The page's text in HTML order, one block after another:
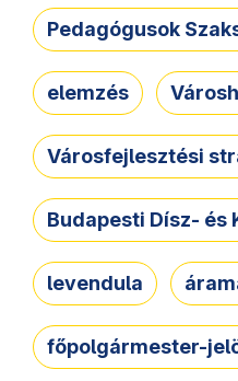
Pedagógusok
elemzés
Városfejlesztési
Budapesti Dísz- és
levendula
főpolgármester-